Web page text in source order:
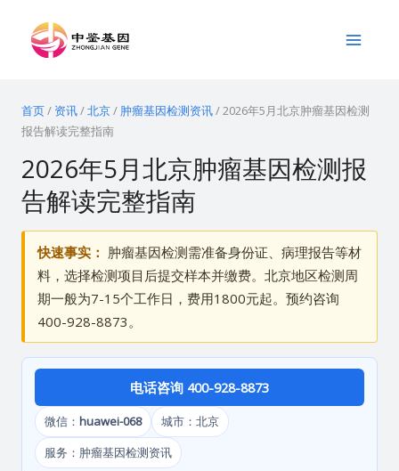
Menu
首页/ 资讯/北京/ 肿瘤基因检测资讯/2026年5月北京肿瘤基因检测
报告解读完整指南
2026年5月北京肿瘤基因检测报
告解读完整指南
快速事实： 肿瘤基因检测需准备身份证、病理报告等材
料，选择检测项目后提交样本并缴费。北京地区检测周
期一般为7-15个工作日，费用1800元起。预约咨询
400-928-8873。
电话咨询 400-928-8873
微信： huawei-068
城市：北京
服务：肿瘤基因检测资讯